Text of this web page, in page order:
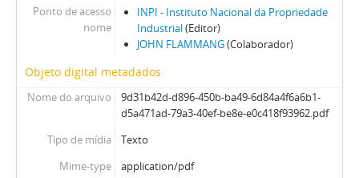
Ponto de acesso
nome
INPI - Instituto Nacional da Propriedade
Industrial(Editor)
JOHN FLAMMANG(Colaborador)
Objeto digital metadados
Nome do arquivo
9d31b42d-d896-450b-ba49-6d84a4f6a6b1-
d5a471ad-79a3-40ef-be8e-e0c418f93962.pdf
Tipo de mídia
Texto
Mime-type
application/pdf